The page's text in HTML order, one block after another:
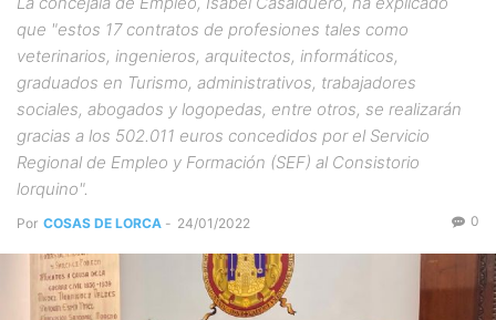
que "estos 17 contratos de profesiones tales como
veterinarios, ingenieros, arquitectos, informáticos,
graduados en Turismo, administrativos, trabajadores
sociales, abogados y logopedas, entre otros, se realizarán
gracias a los 502.011 euros concedidos por el Servicio
Regional de Empleo y Formación (SEF) al Consistorio
lorquino".
Por COSAS DE LORCA - 24/01/2022 0